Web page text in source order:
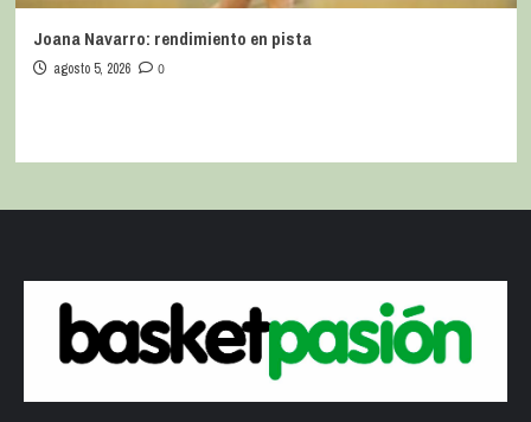
Joana Navarro: rendimiento en pista
agosto 5, 2026 0